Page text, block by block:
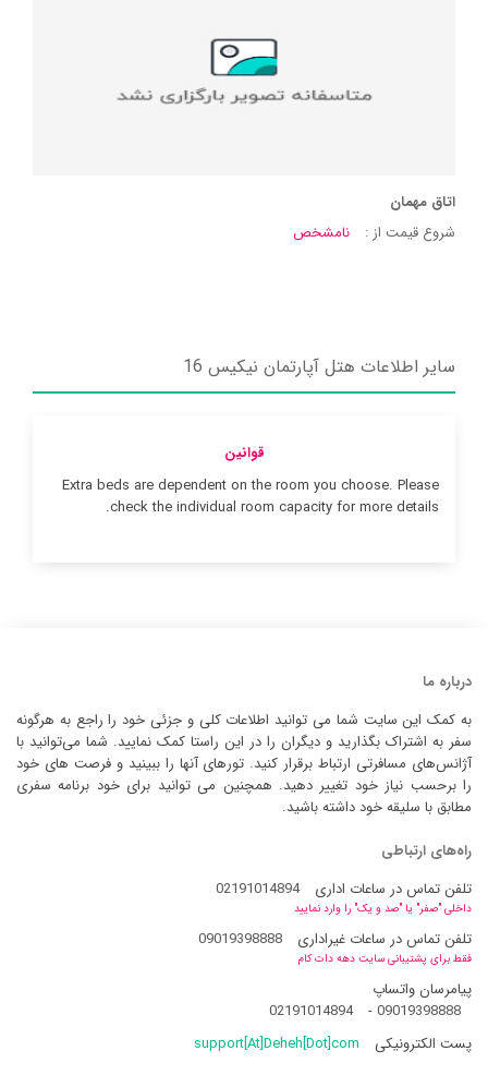
اتاق مهمان
شروع قیمت از :
نامشخص
سایر اطلاعات هتل آپارتمان نیکیس 16
قوانین
Extra beds are dependent on the room you choose. Please
check the individual room capacity for more details.
درباره ما
به کمک این سایت شما می توانید اطلاعات کلی و جزئی خود را راجع به هرگونه
سفر به اشتراک بگذارید و دیگران را در این راستا کمک نمایید. شما می‌توانید با
آژانس‌های مسافرتی ارتباط برقرار کنید. تورهای آنها را ببینید و فرصت های خود
را برحسب نیاز خود تغییر دهید. همچنین می توانید برای خود برنامه سفری
مطابق با سلیقه خود داشته باشید.
راه‌های ارتباطی
تلفن تماس در ساعات اداری
02191014894
داخلی "صفر" یا "صد و یک" را وارد نمایید
تلفن تماس در ساعات غیراداری 09019398888
فقط برای پشتیبانی سایت دهه دات کام
پیامرسان واتساپ
09019398888
-
02191014894
پست الکترونیکی
support[At]Deheh[Dot]com